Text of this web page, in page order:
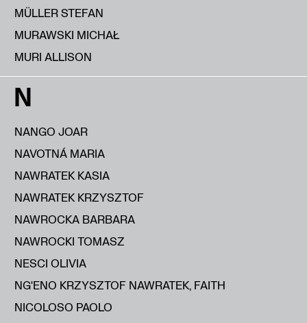
MÜLLER STEFAN
MURAWSKI MICHAŁ
MURI ALLISON
N
NANGO JOAR
NAVOTNÁ MARIA
NAWRATEK KASIA
NAWRATEK KRZYSZTOF
NAWROCKA BARBARA
NAWROCKI TOMASZ
NESCI OLIVIA
NG'ENO KRZYSZTOF NAWRATEK, FAITH
NICOLOSO PAOLO